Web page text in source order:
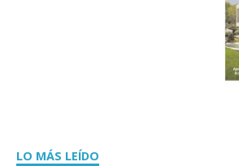
LO MÁS LEÍDO